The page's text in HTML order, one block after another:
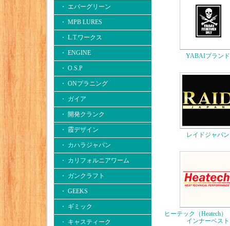
・ エバーグリーン
・ MPB LURES
・ L.T.ワークス
・ ENGINE
・ O.S.P
・ ONプラニング
・ ガイア
・ 開発クランク
・ 霞デザイン
・ カハラジャパン
・ カリフォルニアワーム
・ ガンクラフト
・ GEEKS
・ ギミック
・ キャスティーク
YABAIブランド
レイドジャパン
ヒーテック（Heatech
インナーベスト